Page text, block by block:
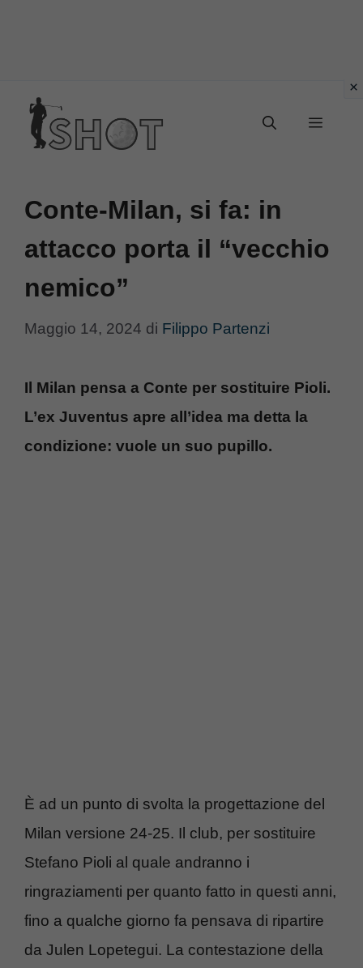
contenuto
Menu
Conte-Milan, si fa: in
attacco porta il “vecchio
nemico”
Maggio 14, 2024 di Filippo Partenzi
Il Milan pensa a Conte per sostituire Pioli.
L’ex Juventus apre all’idea ma detta la
condizione: vuole un suo pupillo.
È ad un punto di svolta la progettazione del
Milan versione 24-25. Il club, per sostituire
Stefano Pioli al quale andranno i
ringraziamenti per quanto fatto in questi anni,
fino a qualche giorno fa pensava di ripartire
da Julen Lopetegui. La contestazione della